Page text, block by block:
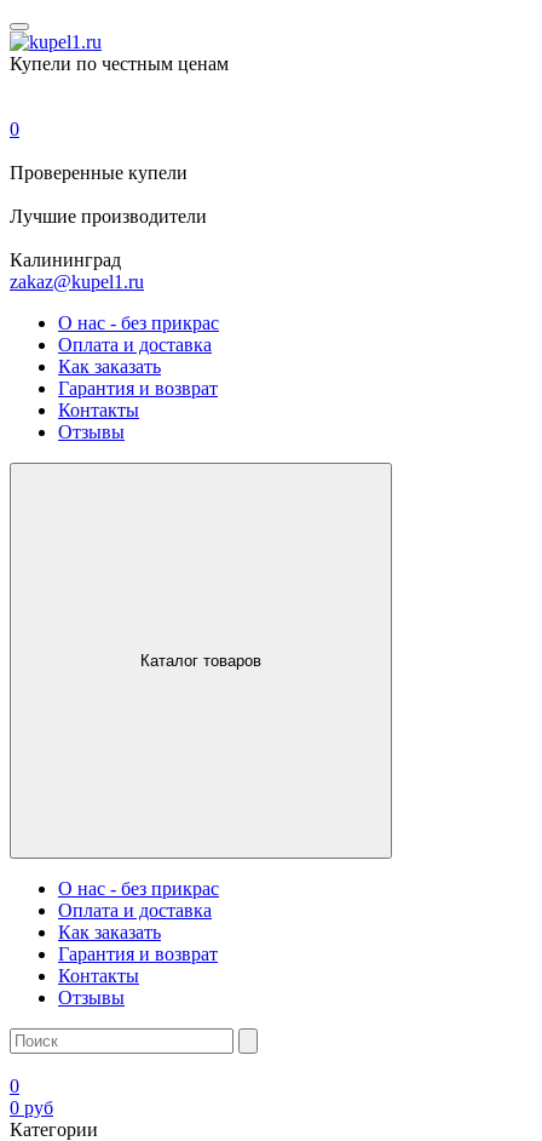
Купели по честным ценам
0
Проверенные купели
Лучшие производители
Калининград
zakaz@kupel1.ru
О нас - без прикрас
Оплата и доставка
Как заказать
Гарантия и возврат
Контакты
Отзывы
Каталог товаров
О нас - без прикрас
Оплата и доставка
Как заказать
Гарантия и возврат
Контакты
Отзывы
0
0 руб
Категории